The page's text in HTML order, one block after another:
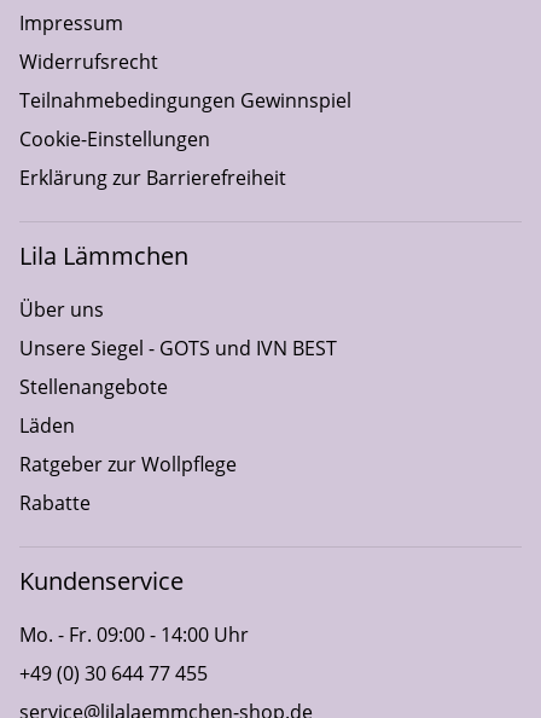
Impressum
Widerrufsrecht
Teilnahmebedingungen Gewinnspiel
Cookie-Einstellungen
Erklärung zur Barrierefreiheit
Lila Lämmchen
Über uns
Unsere Siegel - GOTS und IVN BEST
Stellenangebote
Läden
Ratgeber zur Wollpflege
Rabatte
Kundenservice
Mo. - Fr. 09:00 - 14:00 Uhr
+49 (0) 30 644 77 455
service@lilalaemmchen-shop.de